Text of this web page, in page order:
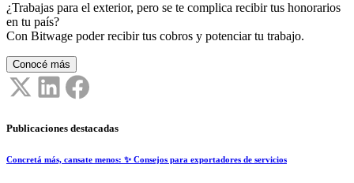
¿Trabajas para el exterior, pero se te complica recibir tus honorarios
en tu país?
Con Bitwage poder recibir tus cobros y potenciar tu trabajo.
Conocé más
Publicaciones destacadas
Concretá más, cansate menos: ✨ Consejos para exportadores de servicios